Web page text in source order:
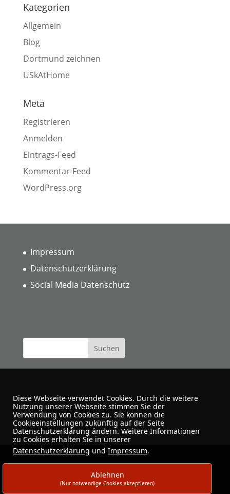
Kategorien
Allgemein
Blog
Dortmund zeichnen
USkAtHome
Meta
Registrieren
Anmelden
Eintrags-Feed
Kommentar-Feed
WordPress.org
Impressum
Datenschutzerklärung
Social Media Datenschutz
Urban Sketchers Dortmund
Diese Webseite verwendet Cookies. Durch die weitere
Nutzung unserer Webseite stimmen Sie der
Verwendung von Cookies zu. Sie können die
Cookieeinstellungen zukünftig auf der Seite
Datenschutzerklärung ändern. Weitere Informationen
zu Cookies erhalten Sie in unserer
Datenschutzerklärung und Impressum.
Ablehnen
(Nur notwendige Cookies akzeptieren)